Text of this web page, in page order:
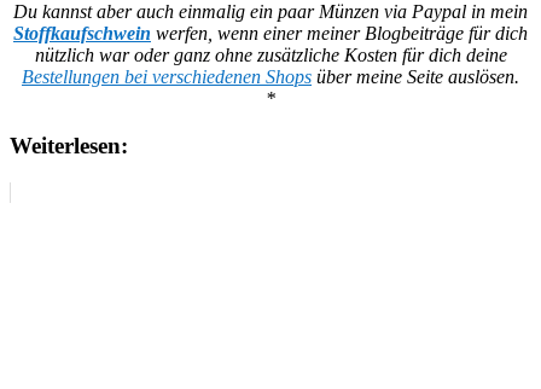
Du kannst aber auch einmalig ein paar Münzen via Paypal in mein
Stoffkaufschwein werfen, wenn einer meiner Blogbeiträge für dich
nützlich war oder ganz ohne zusätzliche Kosten für dich deine
Bestellungen bei verschiedenen Shops über meine Seite auslösen.
*
Weiterlesen: